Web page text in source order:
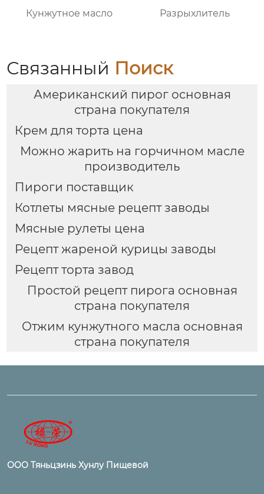
Кунжутное масло Разрыхлитель
Связанный Поиск
Американский пирог основная
страна покупателя
Крем для торта цена
Можно жарить на горчичном масле
производитель
Пироги поставщик
Котлеты мясные рецепт заводы
Мясные рулеты цена
Рецепт жареной курицы заводы
Рецепт торта завод
Простой рецепт пирога основная
страна покупателя
Отжим кунжутного масла основная
страна покупателя
ООО Тяньцзинь Хунлу Пищевой